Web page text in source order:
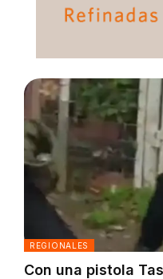
REGIONALES
Con una pistola